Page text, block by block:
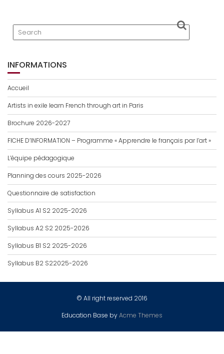
INFORMATIONS
Accueil
Artists in exile learn French through art in Paris
Brochure 2026-2027
FICHE D’INFORMATION – Programme « Apprendre le français par l’art »
L’équipe pédagogique
Planning des cours 2025-2026
Questionnaire de satisfaction
Syllabus A1 S2 2025-2026
Syllabus A2 S2 2025-2026
Syllabus B1 S2 2025-2026
Syllabus B2 S22025-2026
© All right reserved 2016
Education Base byAcme Themes